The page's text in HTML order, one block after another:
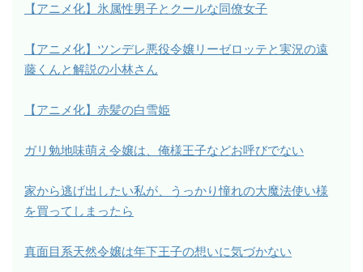
【アニメ化】氷属性男子とクールな同僚女子
【アニメ化】ツンデレ悪役令嬢リーゼロッテと実況の遠
藤くんと解説の小林さん
【アニメ化】赤髪の白雪姫
ガリ勉地味萌え令嬢は、俺様王子などお呼びでない
家から逃げ出したい私が、うっかり憧れの大魔法使い様
を買ってしまったら
真面目系天然令嬢は年下王子の想いに気づかない